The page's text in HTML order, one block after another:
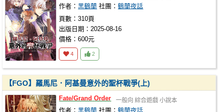
作者：黑鶴蘭 社團：鶴蘭夜話
頁數：310頁
出版日期：2025-08-16
價格：600元
4 2
【FGO】羅馬尼．阿基曼意外的聖杯戰爭(上)
Fate/Grand Order 一般向 綜合遊戲 小說本
作者：黑鶴蘭 社團：鶴蘭夜話